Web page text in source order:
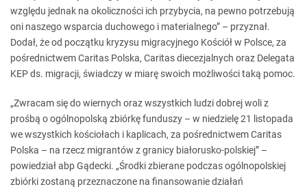
względu jednak na okoliczności ich przybycia, na pewno potrzebują
oni naszego wsparcia duchowego i materialnego” – przyznał.
Dodał, że od początku kryzysu migracyjnego Kościół w Polsce, za
pośrednictwem Caritas Polska, Caritas diecezjalnych oraz Delegata
KEP ds. migracji, świadczy w miarę swoich możliwości taką pomoc.
„Zwracam się do wiernych oraz wszystkich ludzi dobrej woli z
prośbą o ogólnopolską zbiórkę funduszy – w niedzielę 21 listopada
we wszystkich kościołach i kaplicach, za pośrednictwem Caritas
Polska – na rzecz migrantów z granicy białorusko-polskiej” –
powiedział abp Gądecki. „Środki zbierane podczas ogólnopolskiej
zbiórki zostaną przeznaczone na finansowanie działań